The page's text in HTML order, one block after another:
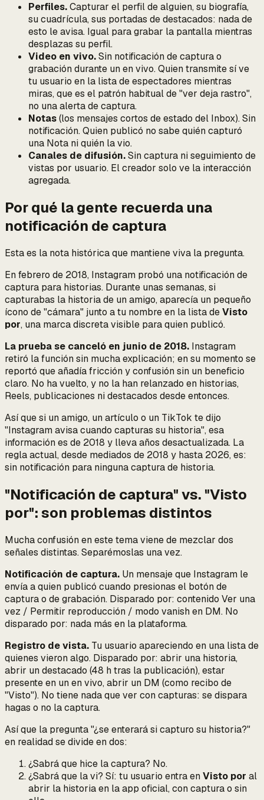
Perfiles.Capturar el perfil de alguien, su biografía,
su cuadrícula, sus portadas de destacados: nada de
esto le avisa. Igual para grabar la pantalla mientras
desplazas su perfil.
Video en vivo.Sin notificación de captura o
grabación durante un en vivo. Quien transmite sí ve
tu usuario en la lista de espectadores mientras
miras, que es el patrón habitual de "ver deja rastro",
no una alerta de captura.
Notas(los mensajes cortos de estado del Inbox). Sin
notificación. Quien publicó no sabe quién capturó
una Nota ni quién la vio.
Canales de difusión.Sin captura ni seguimiento de
vistas por usuario. El creador solo ve la interacción
agregada.
Por qué la gente recuerda una
notificación de captura
Esta es la nota histórica que mantiene viva la pregunta.
En febrero de 2018, Instagram probó una notificación de
captura para historias. Durante unas semanas, si
capturabas la historia de un amigo, aparecía un pequeño
ícono de "cámara" junto a tu nombre en la lista deVisto
por, una marca discreta visible para quien publicó.
La prueba se canceló en junio de 2018. Instagram
retiró la función sin mucha explicación; en su momento se
reportó que añadía fricción y confusión sin un beneficio
claro. No ha vuelto, y no la han relanzado en historias,
Reels, publicaciones ni destacados desde entonces.
Así que si un amigo, un artículo o un TikTok te dijo
"Instagram avisa cuando capturas su historia", esa
información es de 2018 y lleva años desactualizada. La
regla actual, desde mediados de 2018 y hasta 2026, es:
sin notificación para ninguna captura de historia.
"Notificación de captura" vs. "Visto
por": son problemas distintos
Mucha confusión en este tema viene de mezclar dos
señales distintas. Separémoslas una vez.
Notificación de captura. Un mensaje que Instagram le
envía a quien publicó cuando presionas el botón de
captura o de grabación. Disparado por: contenido Ver una
vez / Permitir reproducción / modo vanish en DM. No
disparado por: nada más en la plataforma.
Registro de vista. Tu usuario apareciendo en una lista de
quienes vieronalgo. Disparado por: abrir una historia,
abrir un destacado (48 h tras la publicación), estar
presente en un en vivo, abrir un DM (como recibo de
"Visto"). No tiene nada que ver con capturas: se dispara
hagas o no la captura.
Así que la pregunta "¿se enterará si capturo su historia?"
en realidad se divide en dos:
¿Sabrá que hice la captura? No.
¿Sabrá que la vi? Sí: tu usuario entra enVisto por al
abrir la historia en la app oficial, con captura o sin